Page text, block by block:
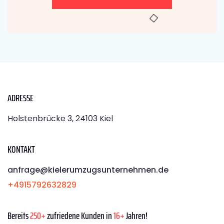
ADRESSE
Holstenbrücke 3, 24103 Kiel
KONTAKT
anfrage@kielerumzugsunternehmen.de
+4915792632829
Bereits250+zufriedene Kunden in16+Jahren!